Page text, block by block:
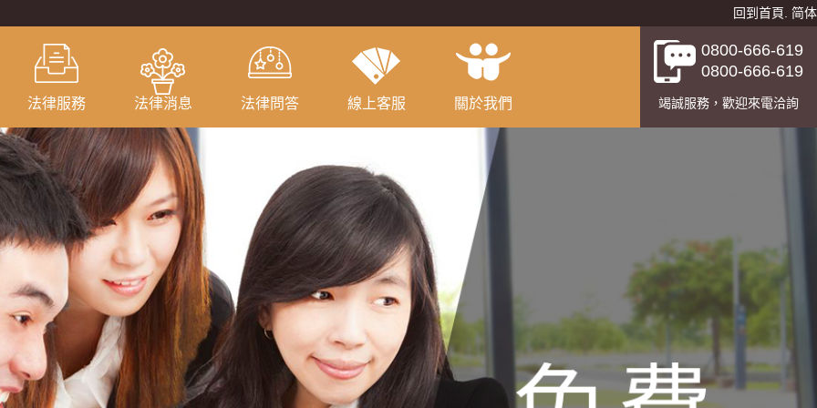
回到首頁 简体
法律服務 法律消息 法律問答 線上客服 關於我們
0800-666-619
0800-666-619
竭誠服務，歡迎來電洽詢